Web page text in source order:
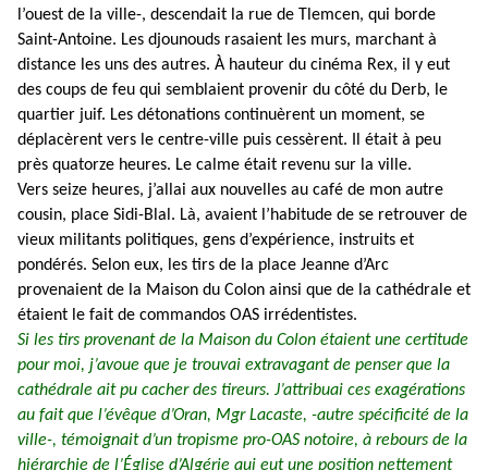
l’ouest de la ville-, descendait la rue de Tlemcen, qui borde
Saint-Antoine. Les djounouds rasaient les murs, marchant à
distance les uns des autres. À hauteur du cinéma Rex, il y eut
des coups de feu qui semblaient provenir du côté du Derb, le
quartier juif. Les détonations continuèrent un moment, se
déplacèrent vers le centre-ville puis cessèrent. Il était à peu
près quatorze heures. Le calme était revenu sur la ville.
Vers seize heures, j’allai aux nouvelles au café de mon autre
cousin, place Sidi-Blal. Là, avaient l’habitude de se retrouver de
vieux militants politiques, gens d’expérience, instruits et
pondérés. Selon eux, les tirs de la place Jeanne d’Arc
provenaient de la Maison du Colon ainsi que de la cathédrale et
étaient le fait de commandos OAS irrédentistes.
Si les tirs provenant de la Maison du Colon étaient une certitude
pour moi, j’avoue que je trouvai extravagant de penser que la
cathédrale ait pu cacher des tireurs. J’attribuai ces exagérations
au fait que l’évêque d’Oran, Mgr Lacaste, -autre spécificité de la
ville-, témoignait d’un tropisme pro-OAS notoire, à rebours de la
hiérarchie de l’Église d’Algérie qui eut une position nettement